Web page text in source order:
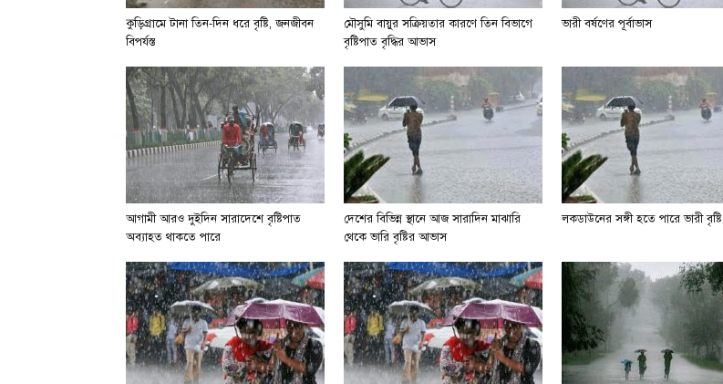
কুড়িগ্রামে টানা তিন-দিন ধরে বৃষ্টি, জনজীবন
বিপর্যস্ত
মৌসুমি বায়ুর সক্রিয়তার কারণে তিন বিভাগে
বৃষ্টিপাত বৃদ্ধির আভাস
ভারী বর্ষণের পূর্বাভাস
আগামী আরও দুইদিন সারাদেশে বৃষ্টিপাত
অব্যাহত থাকতে পারে
দেশের বিভিন্ন স্থানে আজ সারাদিন মাঝারি
থেকে ভারি বৃষ্টির আভাস
লকডাউনের সঙ্গী হতে পারে ভারী বৃষ্টি